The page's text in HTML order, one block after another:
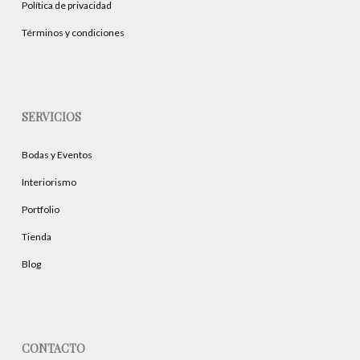
producto
Política de privacidad
Términos y condiciones
SERVICIOS
Bodas y Eventos
Interiorismo
Portfolio
Tienda
Blog
CONTACTO